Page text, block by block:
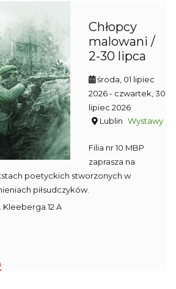
Chłopcy
malowani /
2-30 lipca
środa, 01 lipiec
2026- czwartek, 30
lipiec 2026
Lublin Wystawy
Filia nr 10 MBP
zaprasza na
poetyckich stworzonych w
piłsudczyków.
Kleeberga 12 A